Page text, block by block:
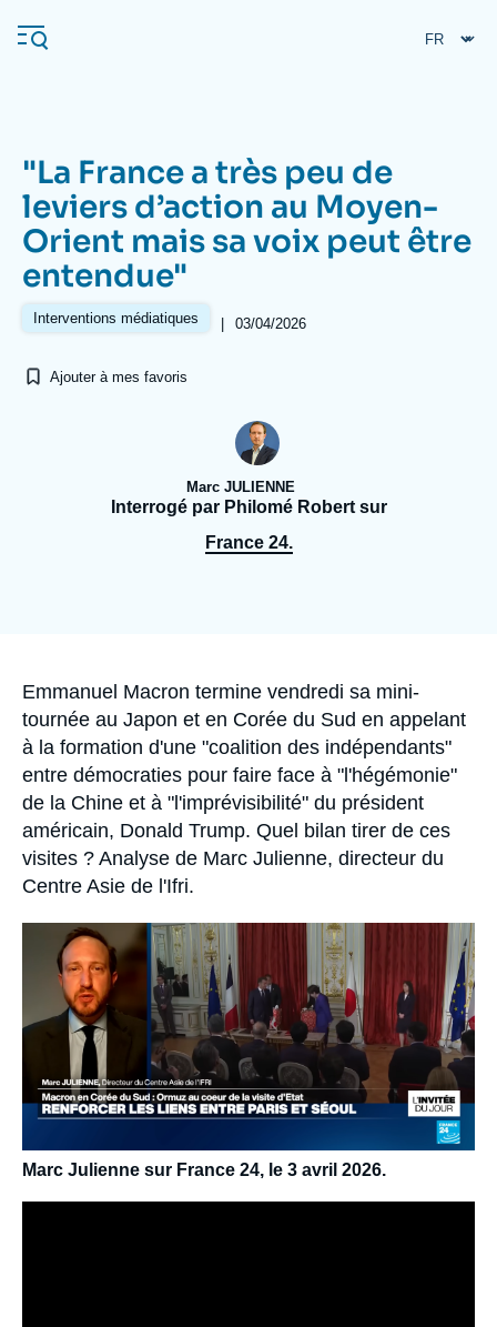
au
contenu
Navigation
principale
L'Ifri
Analyses
Se connecter
"La France a très peu de
leviers d’action au Moyen-
Orient mais sa voix peut être
entendue"
Interventions médiatiques | 03/04/2026
Ajouter à mes favoris
Marc JULIENNE
Interrogé par Philomé Robert sur
France 24.
Accroche
Emmanuel Macron termine vendredi sa mini-
tournée au Japon et en Corée du Sud en appelant
à la formation d'une "coalition des indépendants"
entre démocraties pour faire face à "l'hégémonie"
de la Chine et à "l'imprévisibilité" du président
américain, Donald Trump. Quel bilan tirer de ces
visites ? Analyse de Marc Julienne, directeur du
Centre Asie de l'Ifri.
Image
principale
médiatique
Marc Julienne sur France 24, le 3 avril 2026.